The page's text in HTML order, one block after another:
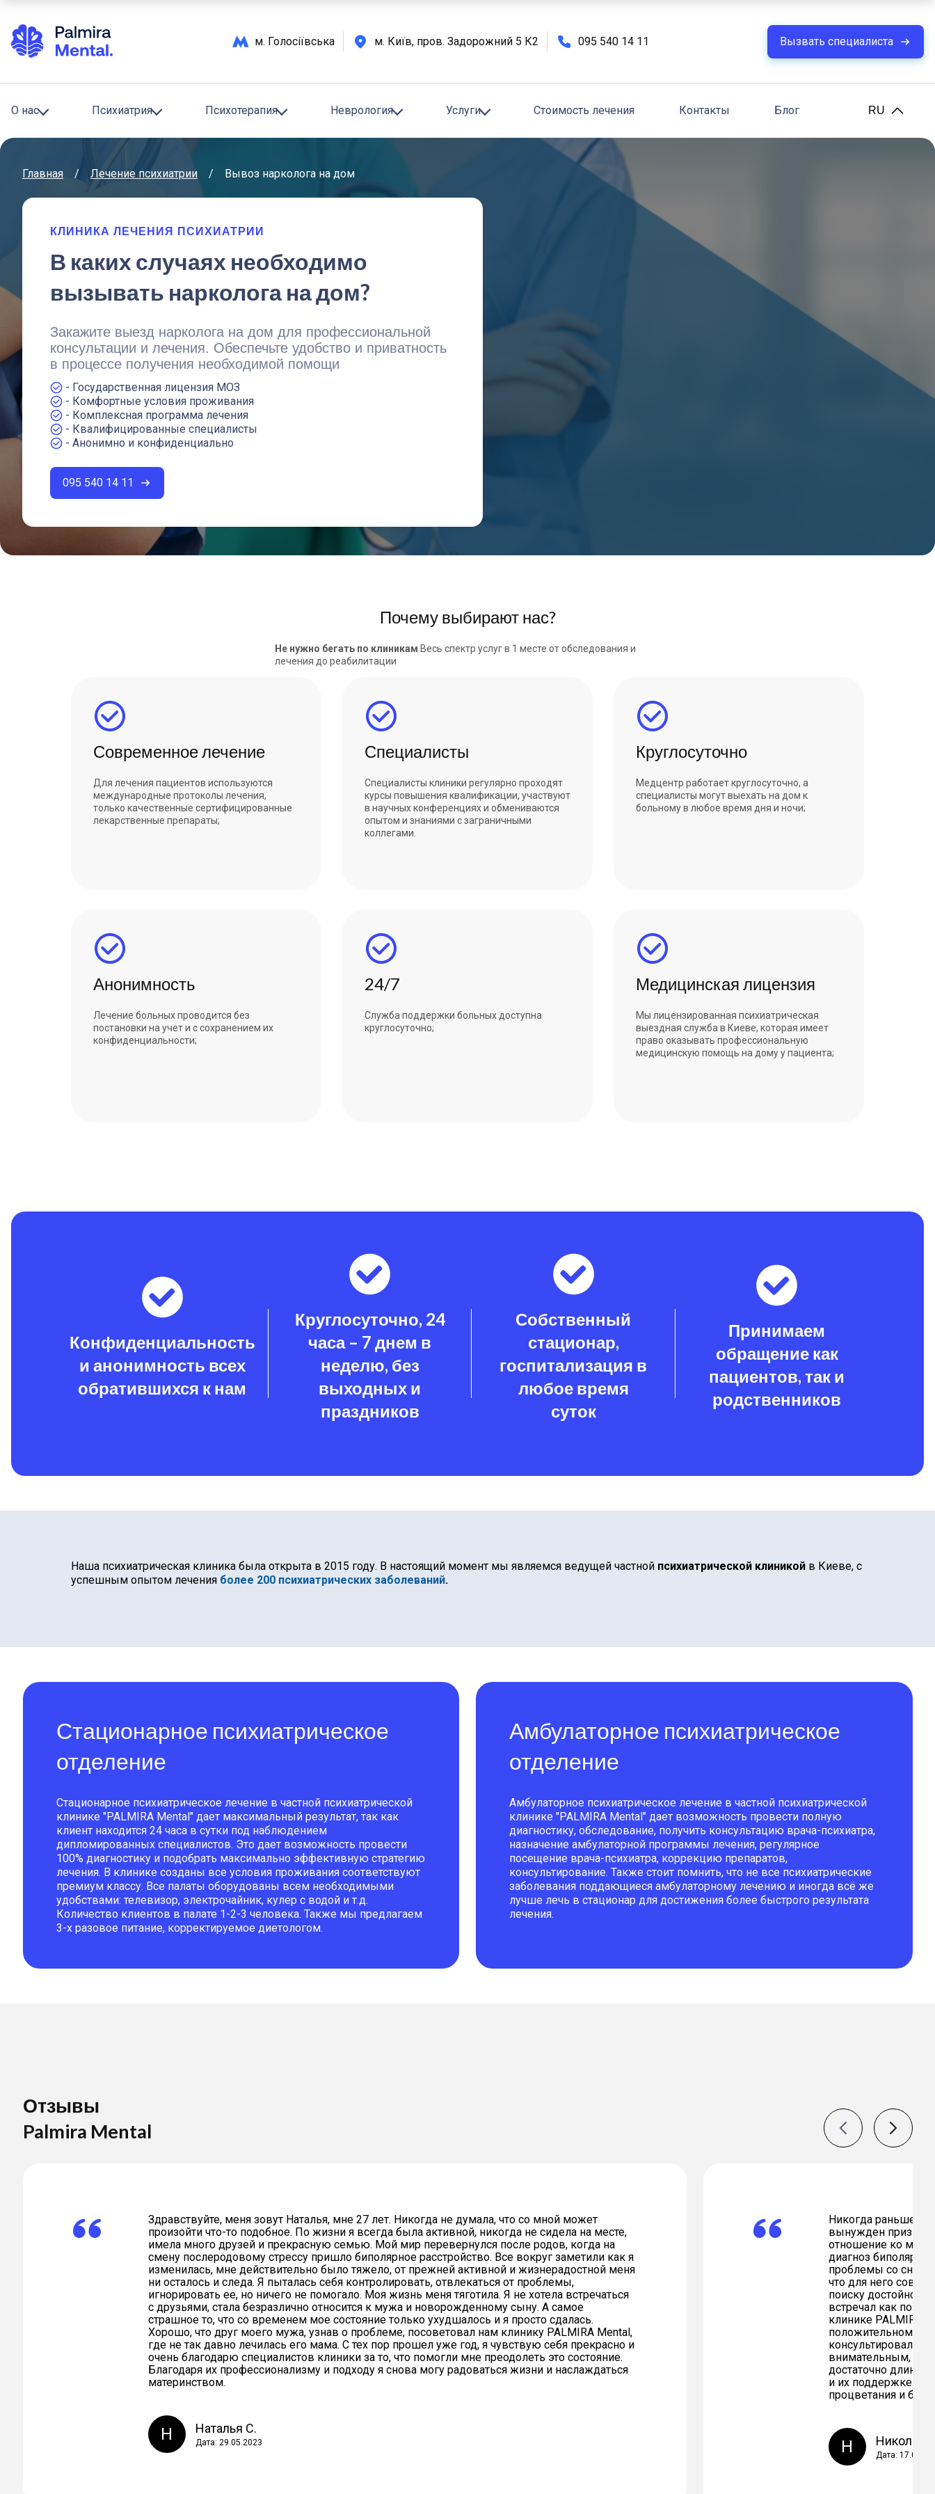
м. Голосіївська м. Київ, пров. Задорожний 5 К2 095 540 14 11 Вызвать специалиста
О нас Психиатрия Психотерапия Неврология Услуги Стоимость лечения Контакты Блог RU
Главная / лечение психиатрии / Вывоз нарколога на дом
КЛИНИКА ЛЕЧЕНИЯ ПСИХИАТРИИ
В каких случаях необходимо
вызывать нарколога на дом?
Закажите выезд нарколога на дом для профессиональной
консультации и лечения. Обеспечьте удобство и приватность
в процессе получения необходимой помощи
- Государственная лицензия МОЗ
- Комфортные условия проживания
- Комплексная программа лечения
- Квалифицированные специалисты
- Анонимно и конфиденциально
095 540 14 11
Почему выбирают нас?
Не нужно бегать по клиникам Весь спектр услуг в 1 месте от обследования и
лечения до реабилитации
Современное лечение
Для лечения пациентов используются
международные протоколы лечения,
только качественные сертифицированные
лекарственные препараты;
Специалисты
Специалисты клиники регулярно проходят
курсы повышения квалификации, участвуют
в научных конференциях и обмениваются
опытом и знаниями с заграничными
коллегами.
Круглосуточно
Медцентр работает круглосуточно, а
специалисты могут выехать на дом к
больному в любое время дня и ночи;
Анонимность
Лечение больных проводится без
постановки на учет и с сохранением их
конфиденциальности;
24/7
Служба поддержки больных доступна
круглосуточно;
Медицинская лицензия
Мы лицензированная психиатрическая
выездная служба в Киеве, которая имеет
право оказывать профессиональную
медицинскую помощь на дому у пациента;
Конфиденциальность
и анонимность всех
обратившихся к нам
Круглосуточно, 24
часа – 7 днем в
неделю, без
выходных и
праздников
Собственный
стационар,
госпитализация в
любое время
суток
Принимаем
обращение как
пациентов, так и
родственников
Наша психиатрическая клиника была открыта в 2015 году. В настоящий момент мы являемся ведущей частной психиатрической клиникой в Киеве, с
успешным опытом лечения более 200 психиатрических заболеваний.
Стационарное психиатрическое
отделение
Стационарное психиатрическое лечение в частной психиатрической
клинике "PALMIRA Mental" дает максимальный результат, так как
клиент находится 24 часа в сутки под наблюдением
дипломированных специалистов. Это дает возможность провести
100% диагностику и подобрать максимально эффективную стратегию
лечения. В клинике созданы все условия проживания соответствуют
премиум классу. Все палаты оборудованы всем необходимыми
удобствами: телевизор, электрочайник, кулер с водой и т.д.
Количество клиентов в палате 1-2-3 человека. Также мы предлагаем
3-х разовое питание, корректируемое диетологом.
Амбулаторное психиатрическое
отделение
Амбулаторное психиатрическое лечение в частной психиатрической
клинике "PALMIRA Mental" дает возможность провести полную
диагностику, обследование, получить консультацию врача-психиатра,
назначение амбулаторной программы лечения, регулярное
посещение врача-психиатра, коррекцию препаратов,
консультирование. Также стоит помнить, что не все психиатрические
заболевания поддающиеся амбулаторному лечению и иногда всё же
лучше лечь в стационар для достижения более быстрого результата
лечения.
Отзывы
Palmira Mental
Здравствуйте, меня зовут Наталья, мне 27 лет. Никогда не думала, что со мной может
произойти что-то подобное. По жизни я всегда была активной, никогда не сидела на месте,
имела много друзей и прекрасную семью. Мой мир перевернулся после родов, когда на
смену послеродовому стрессу пришло биполярное расстройство. Все вокруг заметили как я
изменилась, мне действительно было тяжело, от прежней активной и жизнерадостной меня
ни осталось и следа. Я пыталась себя контролировать, отвлекаться от проблемы,
игнорировать ее, но ничего не помогало. Моя жизнь меня тяготила. Я не хотела встречаться
с друзьями, стала безразлично относится к мужа и новорожденному сыну. А самое
страшное то, что со временем мое состояние только ухудшалось и я просто сдалась.
Хорошо, что друг моего мужа, узнав о проблеме, посоветовал нам клинику PALMIRA Mental,
где не так давно лечилась его мама. С тех пор прошел уже год, я чувствую себя прекрасно и
очень благодарю специалистов клиники за то, что помогли мне преодолеть это состояние.
Благодаря их профессионализму и подходу я снова могу радоваться жизни и наслаждаться
материнством.
Н Наталья С.
Дата: 29.05.2023
Никогда раньше не
вынужден
отношение ко
диагноз
проблемы со сном,
что для него
поиску достойной
встречал как
клинике PALMIRA
положительному
консультировал,
внимательным,
достаточно
и их поддержке мы
процветания и
Н Николай
Дата: